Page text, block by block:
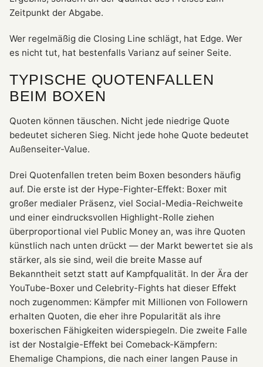
Zeitpunkt der Abgabe.
Wer regelmäßig die Closing Line schlägt, hat Edge. Wer
es nicht tut, hat bestenfalls Varianz auf seiner Seite.
TYPISCHE QUOTENFALLEN
BEIM BOXEN
Quoten können täuschen. Nicht jede niedrige Quote
bedeutet sicheren Sieg. Nicht jede hohe Quote bedeutet
Außenseiter-Value.
Drei Quotenfallen treten beim Boxen besonders häufig
auf. Die erste ist der Hype-Fighter-Effekt: Boxer mit
großer medialer Präsenz, viel Social-Media-Reichweite
und einer eindrucksvollen Highlight-Rolle ziehen
überproportional viel Public Money an, was ihre Quoten
künstlich nach unten drückt — der Markt bewertet sie als
stärker, als sie sind, weil die breite Masse auf
Bekanntheit setzt statt auf Kampfqualität. In der Ära der
YouTube-Boxer und Celebrity-Fights hat dieser Effekt
noch zugenommen: Kämpfer mit Millionen von Followern
erhalten Quoten, die eher ihre Popularität als ihre
boxerischen Fähigkeiten widerspiegeln. Die zweite Falle
ist der Nostalgie-Effekt bei Comeback-Kämpfern:
Ehemalige Champions, die nach einer langen Pause in